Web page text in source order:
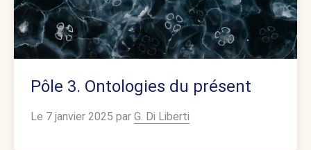
Pôle 3. Ontologies du présent
Le 7 janvier 2025 par G. Di Liberti